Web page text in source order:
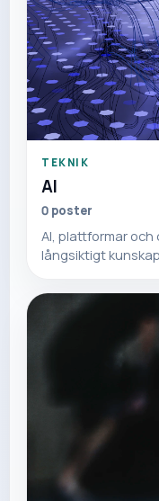
TEKNIK
AI
0 poster
AI, plattformar
långsiktigt